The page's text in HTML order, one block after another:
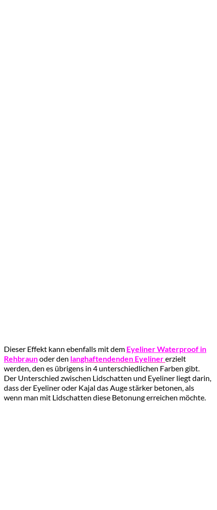
Dieser Effekt kann ebenfalls mit dem Eyeliner Waterproof in
Rehbraunoder den langhaftendenden Eyelinererzielt
werden, den es übrigens in 4 unterschiedlichen Farben gibt.
Der Unterschied zwischen Lidschatten und Eyeliner liegt darin,
dass der Eyeliner oder Kajal das Auge stärker betonen, als
wenn man mit Lidschatten diese Betonung erreichen möchte.